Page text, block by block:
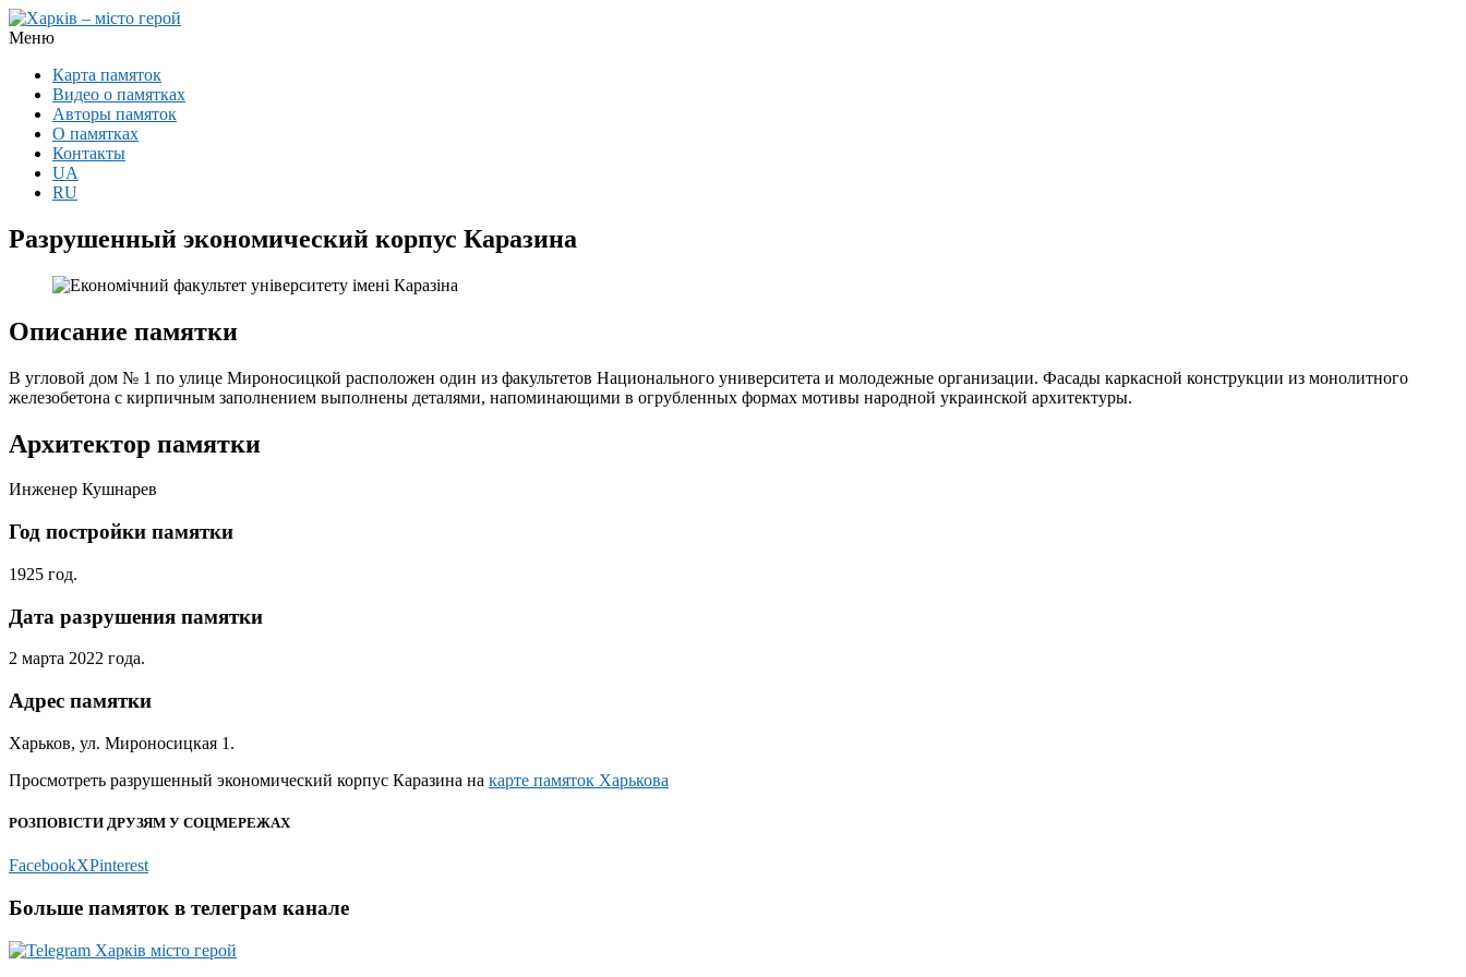
Меню
Карта памяток
Видео о памятках
Авторы памяток
О памятках
Контакты
UA
RU
Разрушенный экономический корпус Каразина
Описание памятки
В угловой дом № 1 по улице Мироносицкой расположен один из факультетов Национального университета и молодежные организации. Фасады каркасной конструкции из монолитного
железобетона с кирпичным заполнением выполнены деталями, напоминающими в огрубленных формах мотивы народной украинской архитектуры.
Архитектор памятки
Инженер Кушнарев
Год постройки памятки
1925 год.
Дата разрушения памятки
2 марта 2022 года.
Адрес памятки
Харьков, ул. Мироносицкая 1.
Просмотреть разрушенный экономический корпус Каразина на карте памяток Харькова
РОЗПОВІСТИ ДРУЗЯМ У СОЦМЕРЕЖАХ
FacebookXPinterest
Больше памяток в телеграм канале